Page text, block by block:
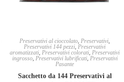
Preservativi al cioccolato,Preservativi,
Preservativi 144 pezzi,Preservativi
aromatizzati,Preservativi colorati,Preservativi
ingrosso, Preservativi lubrificati, Preservativi
Pasante
Sacchetto da 144 Preservativi al